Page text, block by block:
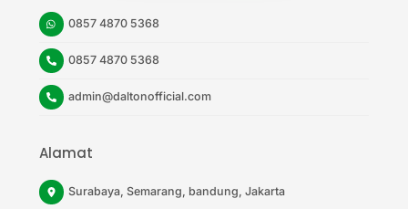
0857 4870 5368
0857 4870 5368
admin@daltonofficial.com
Alamat
Surabaya, Semarang, bandung, Jakarta